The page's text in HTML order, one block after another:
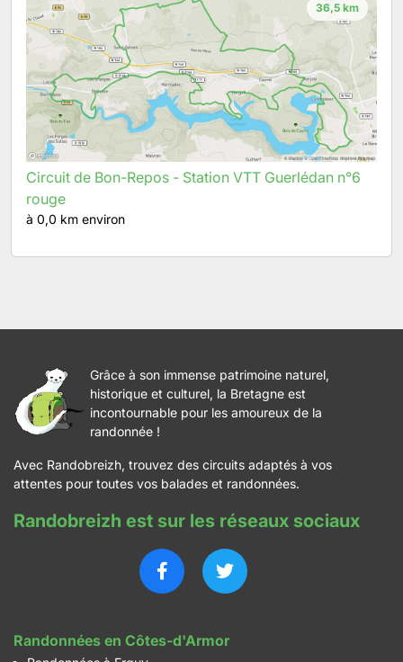
36,5 km
Circuit de Bon-Repos - Station VTT Guerlédan n°6
rouge
à 0,0 km environ
Grâce à son immense patrimoine naturel,
historique et culturel, la Bretagne est
incontournable pour les amoureux de la
randonnée !
Avec Randobreizh, trouvez des circuits adaptés à vos
attentes pour toutes vos balades et randonnées.
Randobreizh est sur les réseaux sociaux
Randonnées en Côtes-d'Armor